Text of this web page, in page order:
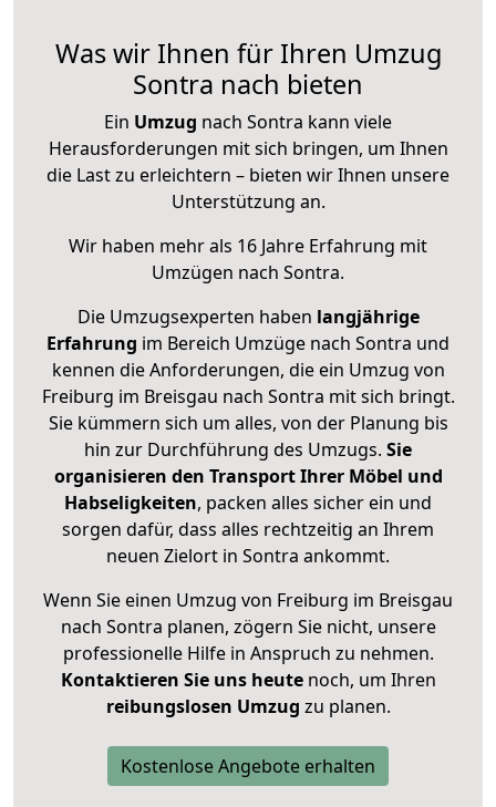
Was wir Ihnen für Ihren Umzug
Sontra nach bieten
Ein Umzug nach Sontra kann viele
Herausforderungen mit sich bringen, um Ihnen
die Last zu erleichtern – bieten wir Ihnen unsere
Unterstützung an.
Wir haben mehr als 16 Jahre Erfahrung mit
Umzügen nach Sontra.
Die Umzugsexperten haben langjährige
Erfahrung im Bereich Umzüge nach Sontra und
kennen die Anforderungen, die ein Umzug von
Freiburg im Breisgau nach Sontra mit sich bringt.
Sie kümmern sich um alles, von der Planung bis
hin zur Durchführung des Umzugs. Sie
organisieren den Transport Ihrer Möbel und
Habseligkeiten, packen alles sicher ein und
sorgen dafür, dass alles rechtzeitig an Ihrem
neuen Zielort in Sontra ankommt.
Wenn Sie einen Umzug von Freiburg im Breisgau
nach Sontra planen, zögern Sie nicht, unsere
professionelle Hilfe in Anspruch zu nehmen.
Kontaktieren Sie uns heutenoch, um Ihren
reibungslosen Umzug zu planen.
Kostenlose Angebote erhalten